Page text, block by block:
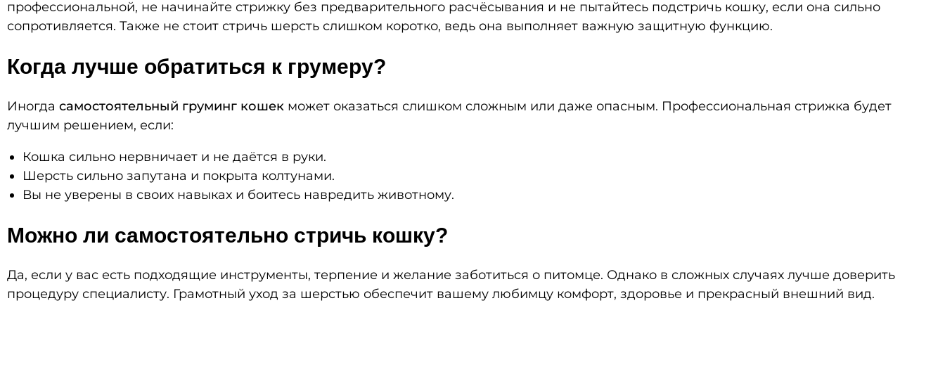
профессиональной, не начинайте стрижку без предварительного расчёсывания и не пытайтесь подстричь кошку, если она сильно
сопротивляется. Также не стоит стричь шерсть слишком коротко, ведь она выполняет важную защитную функцию.
Когда лучше обратиться к грумеру?
Иногда самостоятельный груминг кошек может оказаться слишком сложным или даже опасным. Профессиональная стрижка будет
лучшим решением, если:
Кошка сильно нервничает и не даётся в руки.
Шерсть сильно запутана и покрыта колтунами.
Вы не уверены в своих навыках и боитесь навредить животному.
Можно ли самостоятельно стричь кошку?
Да, если у вас есть подходящие инструменты, терпение и желание заботиться о питомце. Однако в сложных случаях лучше доверить
процедуру специалисту. Грамотный уход за шерстью обеспечит вашему любимцу комфорт, здоровье и прекрасный внешний вид.